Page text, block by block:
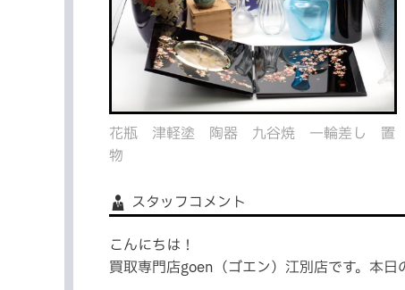
花瓶 津軽塗 陶器 九谷焼 一輪差し 置
物
スタッフコメント
こんにちは！
買取専門店goen（ゴエン）江別店です。本